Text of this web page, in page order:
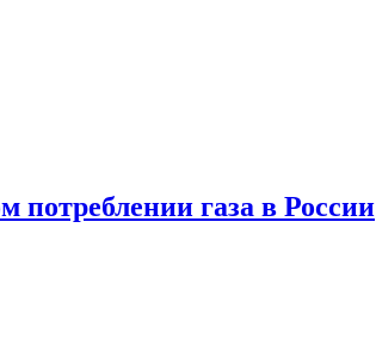
потреблении газа в России